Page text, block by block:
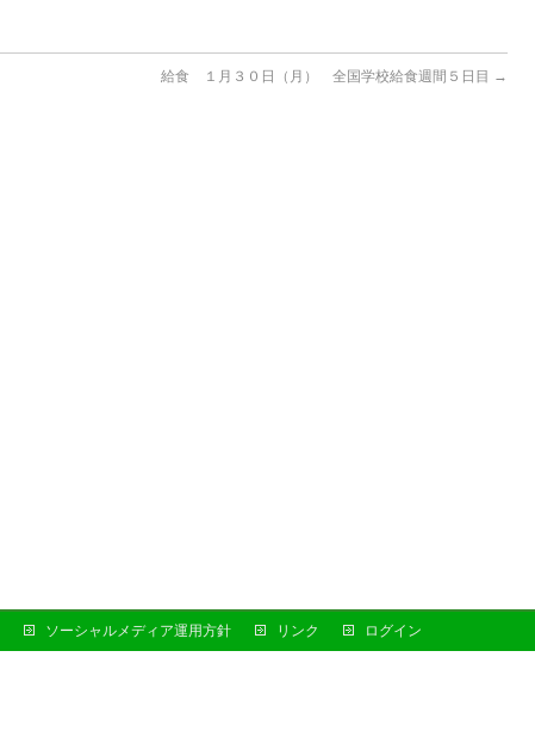
給食 １月３０日（月） 全国学校給食週間５日目 →
ソーシャルメディア運用方針 リンク ログイン